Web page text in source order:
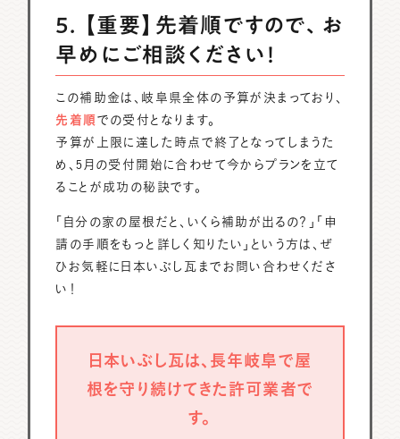
5. 【重要】先着順ですので、お
早めにご相談ください！
この補助金は、岐阜県全体の予算が決まっており、
先着順での受付となります。
予算が上限に達した時点で終了となってしまうた
め、5月の受付開始に合わせて今からプランを立て
ることが成功の秘訣です。
「自分の家の屋根だと、いくら補助が出るの？」「申
請の手順をもっと詳しく知りたい」という方は、ぜ
ひお気軽に日本いぶし瓦までお問い合わせくださ
い！
日本いぶし瓦は、長年岐阜で屋
根を守り続けてきた許可業者で
す。